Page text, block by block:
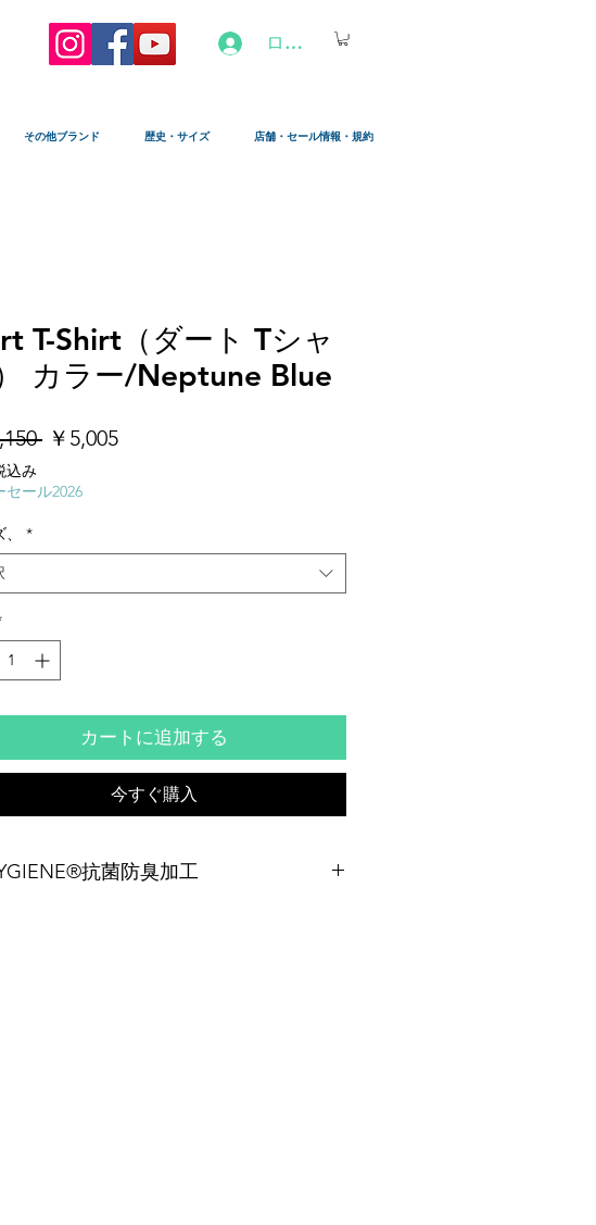
ログイン
その他ブランド 歴史・サイズ 店舗・セール情報・規約
T-Shirt（ダート Tシャ
カラー/Neptune Blue
通
価
￥5,005セ
込み
セール2026
*
カートに追加する
今すぐ購入
抗菌防臭加工